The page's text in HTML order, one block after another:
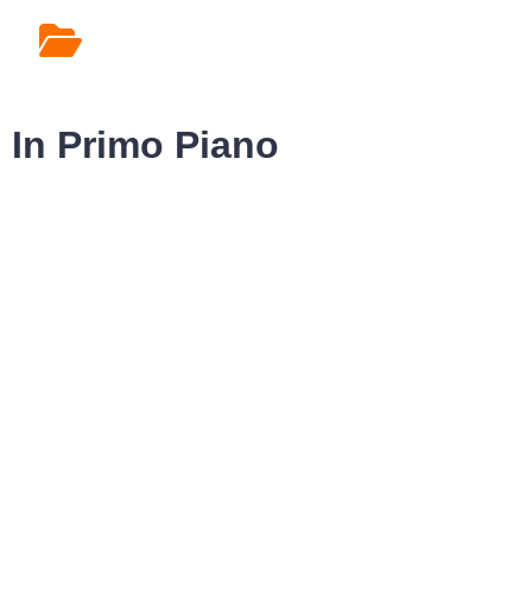
In Primo Piano